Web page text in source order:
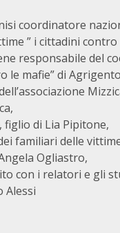
coordinatore
” i cittadini contro
responsabile del
le mafie” di
figlio di Lia Pipitone,
familiari delle
Ogliastro,
con i relatori e gli
Alessi